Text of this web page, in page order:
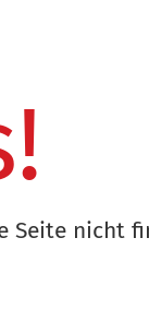
Seite nicht